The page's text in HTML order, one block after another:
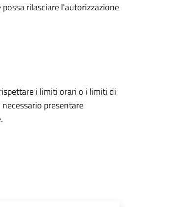
rilasciare l'autorizzazione
i limiti orari o i limiti di
presentare